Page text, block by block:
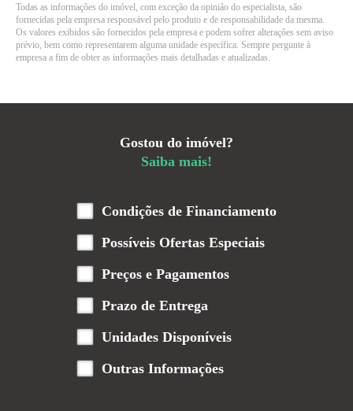
Todas as informações do imóvel, com exceção da opinião do especialista, são
fornecidas pela empresa responsável pelo produto e de responsabilidade da mesma.
Os valores exibidos são fornecidos pela empresa e podem sofrer alterações sem aviso
prévio, bem como representarem alguma unidade específica. Sempre pergunte à
empresa a fim de obter as informações mais detalhadas e atualizadas.
Gostou do imóvel?
Saiba mais!
Condições de Financiamento
Possíveis Ofertas Especiais
Preços e Pagamentos
Prazo de Entrega
Unidades Disponíveis
Outras Informações